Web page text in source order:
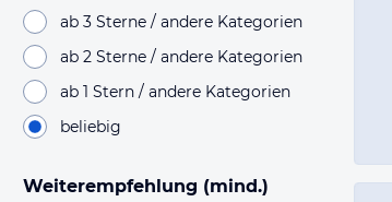
ab 3 Sterne / andere Kategorien
ab 2 Sterne / andere Kategorien
ab 1 Stern / andere Kategorien
beliebig
Weiterempfehlung (mind.)